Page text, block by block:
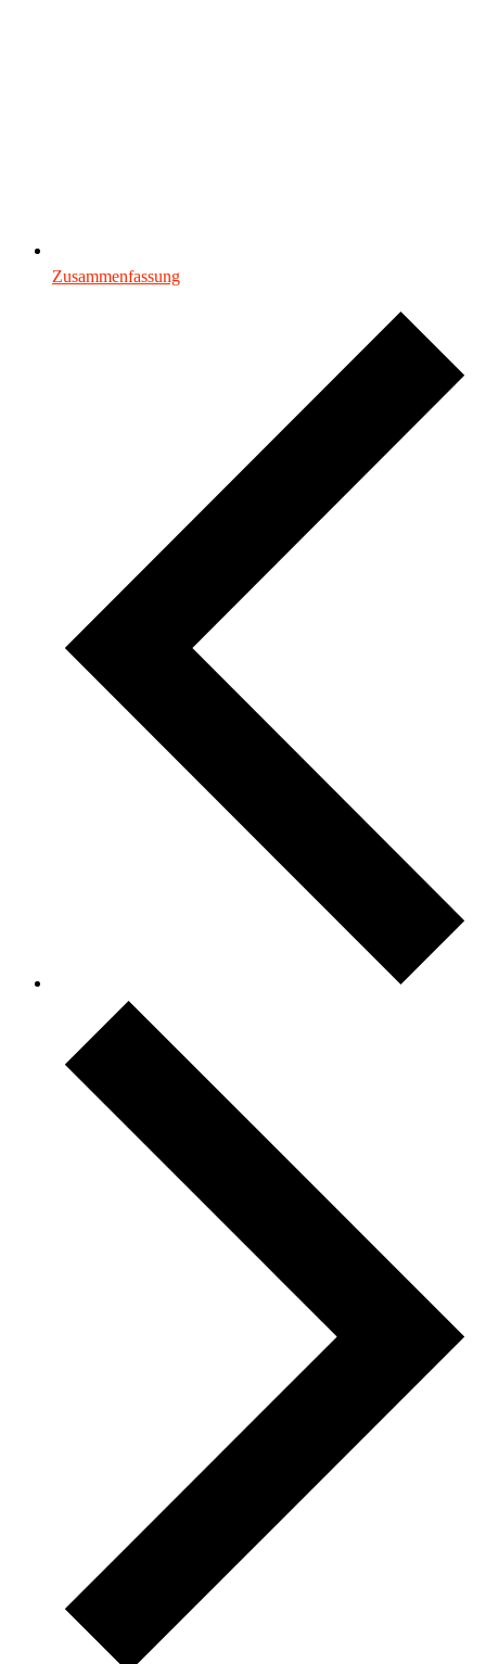
Zusammenfassung